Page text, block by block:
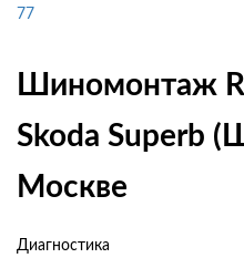
77
Шиномонтаж
Skoda Superb
Москве
Диагностика